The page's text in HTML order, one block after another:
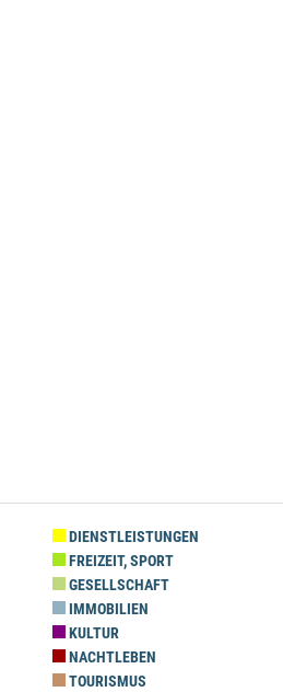
DIENSTLEISTUNGEN
FREIZEIT, SPORT
GESELLSCHAFT
IMMOBILIEN
KULTUR
NACHTLEBEN
TOURISMUS